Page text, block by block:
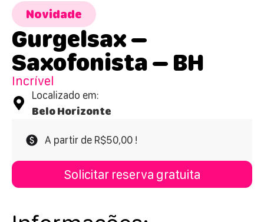
Novidade
Gurgelsax –
Saxofonista – BH
Incrível
Localizado em:
Belo Horizonte
A partir de R$50,00 !
Solicitar reserva gratuita